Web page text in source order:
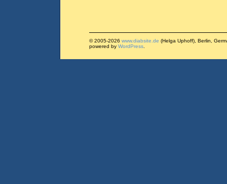
© 2005-2026 www.diabsite.de (Helga Uphoff), Berlin,
powered by WordPress.